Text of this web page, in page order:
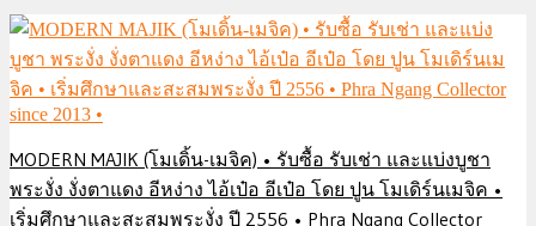
MODERN MAJIK (โมเดิ้น-เมจิค) • รับซื้อ รับเช่า และแบ่งบูชา
พระงั่ง งั่งตาแดง อีหง่าง ไอ้เป๋อ อีเป๋อ โดย ปูน โมเดิร์นเมจิค •
เริ่มศึกษาและสะสมพระงั่ง ปี 2556 • Phra Ngang Collector